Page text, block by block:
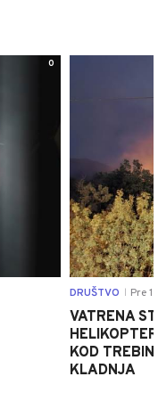
0
DRUŠTVO Pre 1
VATRENA
KOD
KLADNJA